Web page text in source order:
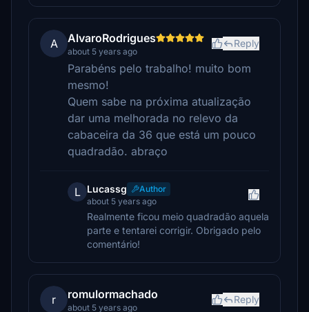
A AlvaroRodrigues
about 5 years ago
Reply
Parabéns pelo trabalho! muito bom
mesmo!
Quem sabe na próxima atualização
dar uma melhorada no relevo da
cabaceira da 36 que está um pouco
quadradão. abraço
L Lucassg
Author
about 5 years ago
Realmente ficou meio quadradão aquela
parte e tentarei corrigir. Obrigado pelo
comentário!
r romulormachado
about 5 years ago
Reply